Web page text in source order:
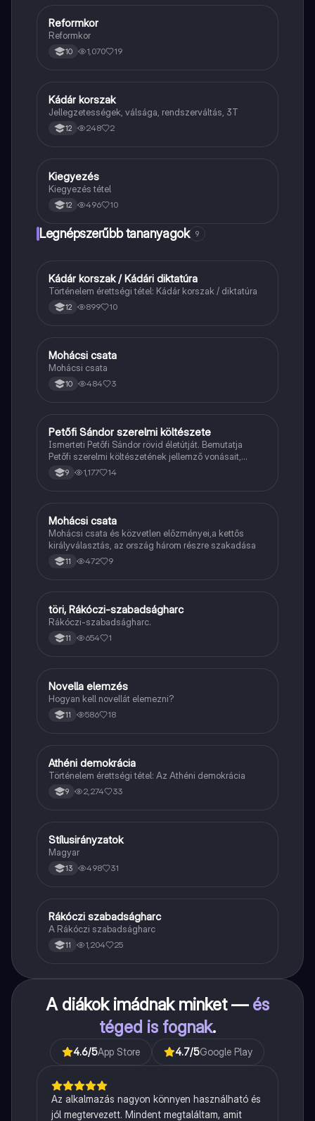
Töri
Reformkor
Reformkor
10 1,070 19
Töri
Kádár korszak
Jellegzetességek, válsága, rendszerváltás, 3T
12 248 2
Töri
Kiegyezés
Kiegyezés tétel
12 496 10
Legnépszerűbb tananyagok 9
Töri
Kádár korszak / Kádári diktatúra
Történelem érettségi tétel: Kádár korszak / diktatúra
12 899 10
Magyar
Mohácsi csata
Mohácsi csata
10 484 3
Magyar
Petőfi Sándor szerelmi költészete
Ismerteti Petőfi Sándor rövid életútját. Bemutatja
Petőfi szerelmi költészetének jellemző vonásait,
vereseinek ihletőit és külön kitér a hitvesi
költészetére.
9 1,177 14
Töri
Mohácsi csata
Mohácsi csata és közvetlen előzményei,a kettős
királyválasztás, az ország három részre szakadása
11 472 9
Töri
töri, Rákóczi-szabadságharc
Rákóczi-szabadságharc.
11 654 1
Magyar
Novella elemzés
Hogyan kell novellát elemezni?
11 586 18
Töri
Athéni demokrácia
Történelem érettségi tétel: Az Athéni demokrácia
9 2,274 33
Magyar
Stílusirányzatok
Magyar
13 498 31
Töri
Rákóczi szabadságharc
A Rákóczi szabadságharc
11 1,204 25
A diákok imádnak minket — és
téged is fognak.
4.6/5App Store 4.7/5Google Play
Az alkalmazás nagyon könnyen használható és
jól megtervezett. Mindent megtaláltam, amit